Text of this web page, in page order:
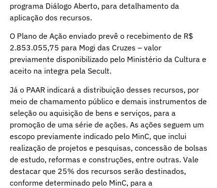
programa Diálogo Aberto, para detalhamento da
aplicação dos recursos.
O Plano de Ação enviado prevê o recebimento de R$
2.853.055,75 para Mogi das Cruzes – valor
previamente disponibilizado pelo Ministério da Cultura e
aceito na integra pela Secult.
Já o PAAR indicará a distribuição desses recursos, por
meio de chamamento público e demais instrumentos de
seleção ou aquisição de bens e serviços, para a
promoção de uma série de ações. As ações seguem um
escopo previamente indicado pelo MinC, que inclui
realização de projetos e pesquisas, concessão de bolsas
de estudo, reformas e construções, entre outras. Vale
destacar que 25% dos recursos serão destinados,
conforme determinado pelo MinC, para a